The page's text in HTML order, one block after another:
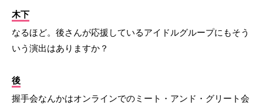
木下
なるほど。後さんが応援しているアイドルグループにもそう
いう演出はありますか？
後
握手会なんかはオンラインでのミート・アンド・グリート会